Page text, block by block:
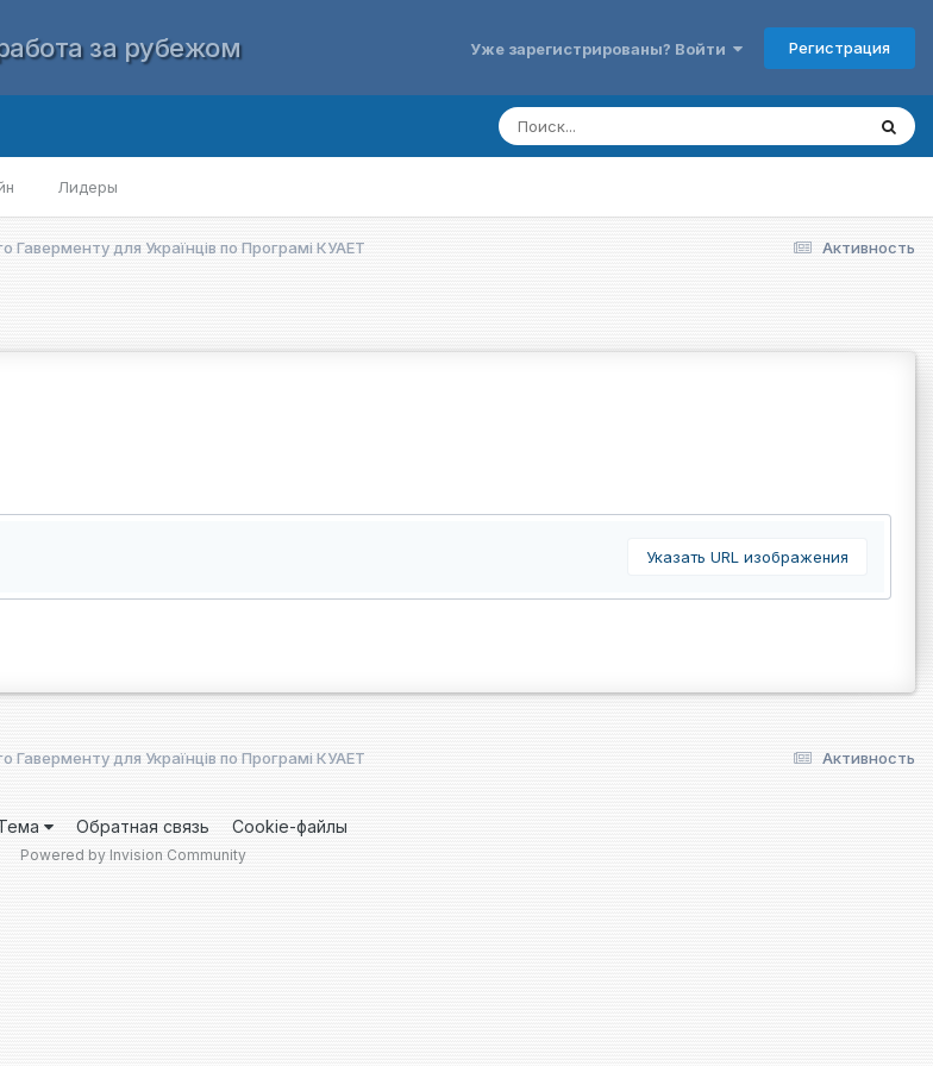
за рубежом Уже зарегистрированы? Войти Регистрация
Лидеры
Активность
Гаверменту для Українців по Програмі КУАЕТ
Указать URL изображения
Активность
Гаверменту для Українців по Програмі КУАЕТ
Обратная связь Cookie-файлы
Powered by Invision Community